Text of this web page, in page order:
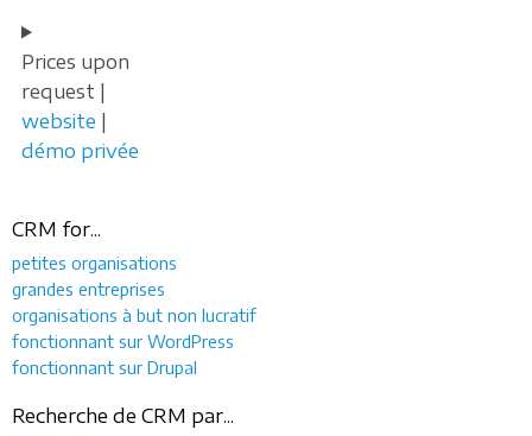
Prices upon
request |
website |
démo privée
CRM for...
petites organisations
grandes entreprises
organisations à but non lucratif
fonctionnant sur WordPress
fonctionnant sur Drupal
Recherche de CRM par...